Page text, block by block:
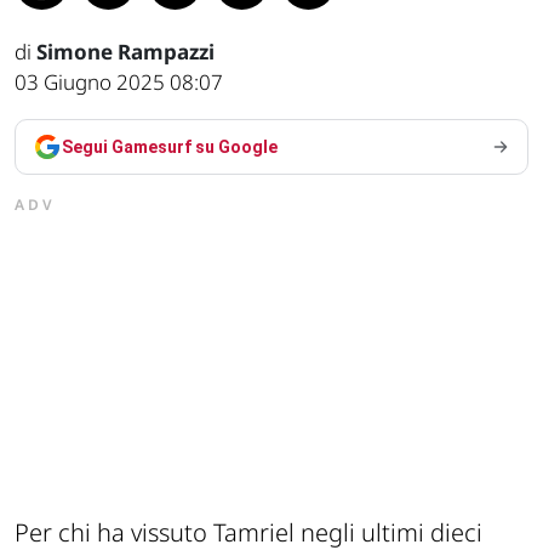
di Simone Rampazzi
03 Giugno 2025 08:07
Segui Gamesurf su Google
ADV
Per chi ha vissuto Tamriel negli ultimi dieci